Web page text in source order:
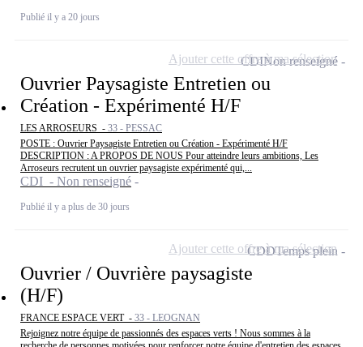
Publié il y a 20 jours
Ouvrier Paysagiste Entretien ou
Création - Expérimenté H/F
LES ARROSEURS - 33 - PESSAC
POSTE : Ouvrier Paysagiste Entretien ou Création - Expérimenté H/F
DESCRIPTION : A PROPOS DE NOUS Pour atteindre leurs ambitions, Les
Arroseurs recrutent un ouvrier paysagiste expérimenté qui,...
CDI - Non renseigné
Publié il y a plus de 30 jours
CDINon renseigné
Ajouter cette offre à ma sélection
Ouvrier / Ouvrière paysagiste
(H/F)
FRANCE ESPACE VERT - 33 - LEOGNAN
Rejoignez notre équipe de passionnés des espaces verts ! Nous sommes à la
CDDTemps plein
Ajouter cette offre à ma sélection